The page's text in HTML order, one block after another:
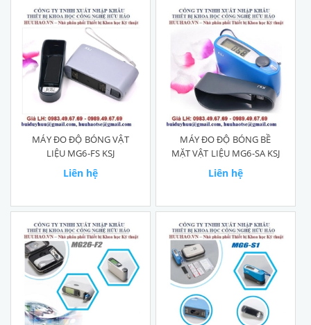
MÁY ĐO ĐỘ BÓNG VẬT
LIỆU MG6-FS KSJ
Liên hệ
MÁY ĐO ĐỘ BÓNG BỀ
MẶT VẬT LIỆU MG6-SA KSJ
Liên hệ